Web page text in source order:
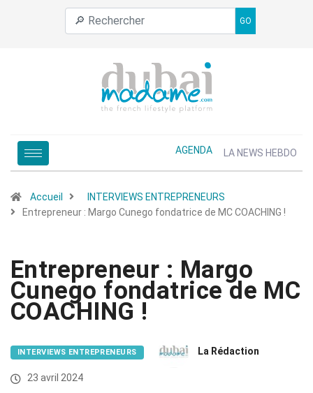
GO
AGENDA LA NEWS HEBDO
Accueil
INTERVIEWS ENTREPRENEURS
Entrepreneur : Margo Cunego fondatrice de MC COACHING !
Entrepreneur : Margo
Cunego fondatrice de MC
COACHING !
INTERVIEWS ENTREPRENEURS La Rédaction
23 avril 2024